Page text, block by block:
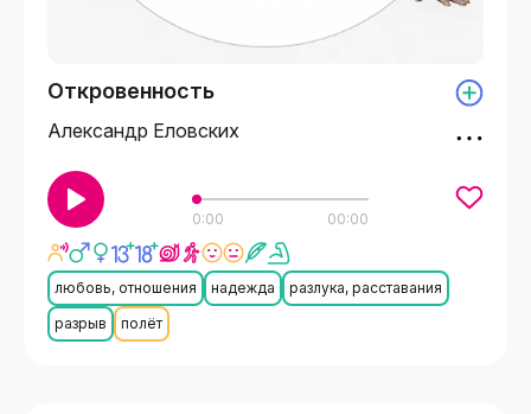
Откровенность
Александр Еловских
0:00 00:00
любовь, отношения надежда
разлука, расставания
разрыв
полёт